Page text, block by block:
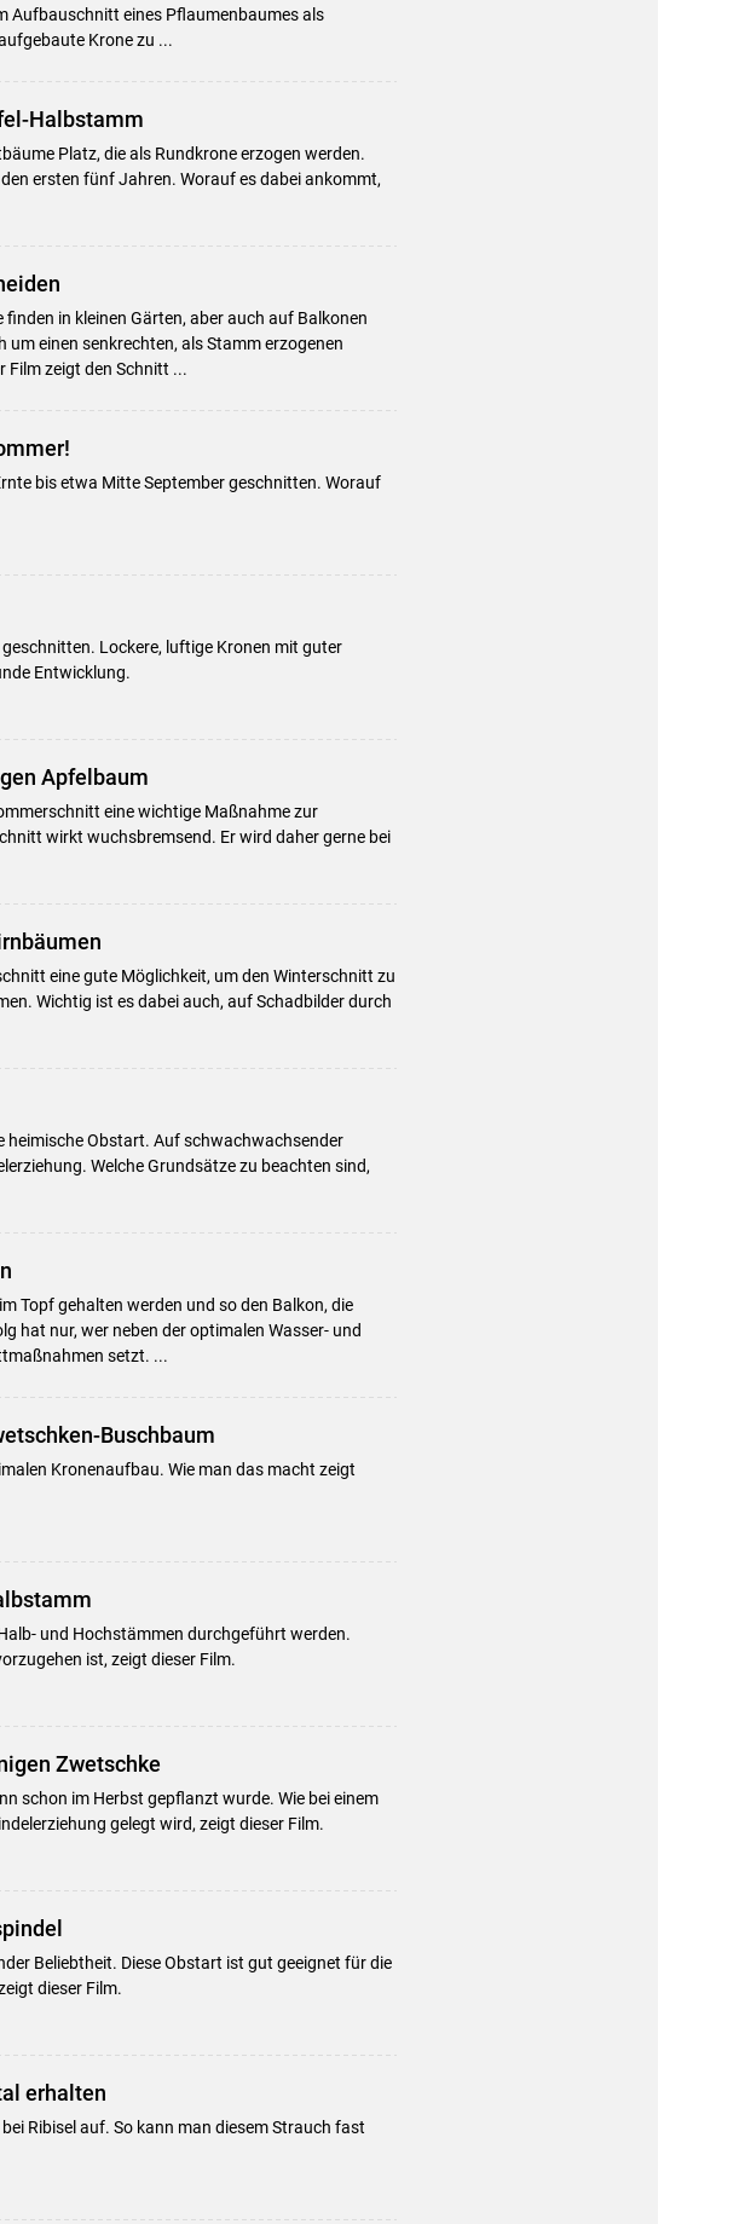
Aufbauschnitt eines Pflaumenbaumes als
Krone zu ...
Halbstamm
Platz, die als Rundkrone erzogen werden.
ersten fünf Jahren. Worauf es dabei ankommt,
in kleinen Gärten, aber auch auf Balkonen
um einen senkrechten, als Stamm erzogenen
Film zeigt den Schnitt ...
bis etwa Mitte September geschnitten. Worauf
Lockere, luftige Kronen mit guter
Entwicklung.
Apfelbaum
eine wichtige Maßnahme zur
wirkt wuchsbremsend. Er wird daher gerne bei
eine gute Möglichkeit, um den Winterschnitt zu
Wichtig ist es dabei auch, auf Schadbilder durch
heimische Obstart. Auf schwachwachsender
Welche Grundsätze zu beachten sind,
Topf gehalten werden und so den Balkon, die
hat nur, wer neben der optimalen Wasser- und
setzt. ...
Buschbaum
Kronenaufbau. Wie man das macht zeigt
und Hochstämmen durchgeführt werden.
ist, zeigt dieser Film.
Zwetschke
schon im Herbst gepflanzt wurde. Wie bei einem
gelegt wird, zeigt dieser Film.
Beliebtheit. Diese Obstart ist gut geeignet für die
dieser Film.
erhalten
Ribisel auf. So kann man diesem Strauch fast